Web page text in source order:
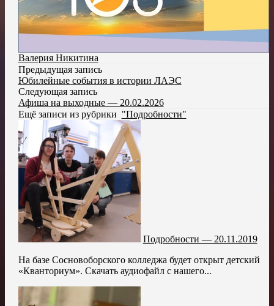
Валерия Никитина
Предыдущая запись
Юбилейные события в истории ЛАЭС
Следующая запись
Афиша на выходные — 20.02.2026
Ещё записи из рубрики "Подробности"
Подробности — 20.11.2019
На базе Сосновоборского колледжа будет открыт детский
«Кванториум». Скачать аудиофайл с нашего...